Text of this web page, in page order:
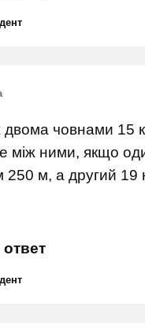
двома човнами 15
між ними, якщо
250 м, а другий 19